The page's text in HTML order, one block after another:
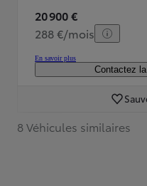
20 900 €
288 €/mois
En savoir plus
Contactez
8 Véhicules similaires